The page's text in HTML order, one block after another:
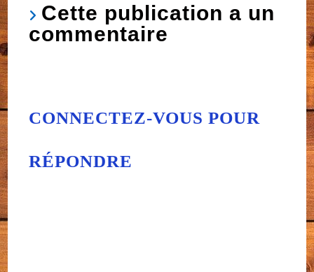
Cette publication a un
commentaire
CONNECTEZ-VOUS POUR
RÉPONDRE